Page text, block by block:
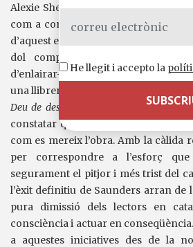
Alexie Sherman, John Fante i Hans
com a compradors de llibres n’hem
d’aquest esforç i el risc empresarial
dol comprovar que
d’enlairar-se pel que fa a les vendes.
una llibreria examino la pàgina de
Deu de desembre
per veure si em
constatar que ja ha arribat a la
com es mereix l’obra. Amb la càlida
per correspondre a l’esforç
segurament el pitjor i més trist del
l’èxit definitiu de Saunders arran de
pura dimissió dels lectors en
consciència i actuar en
a aquestes iniciatives des de la
He llegit i accepto la